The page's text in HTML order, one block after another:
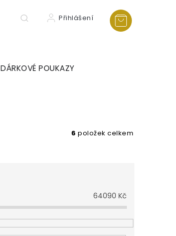
Přihlášení
DÁRKOVÉ POUKAZY
6 položek celkem
64090 Kč